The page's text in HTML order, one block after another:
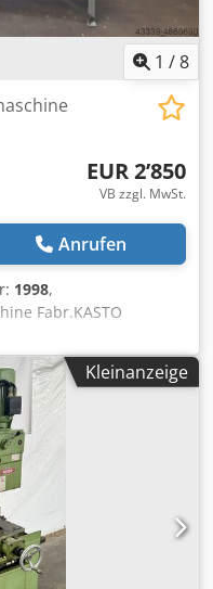
1 /8
EUR 2’850
VB zzgl. MwSt.
Anrufen
1998,
Fabr.KASTO
, Rollengang und
Ewspfx Agpja
Vorschub Stufenlos.
Zustand.
Kleinanzeige